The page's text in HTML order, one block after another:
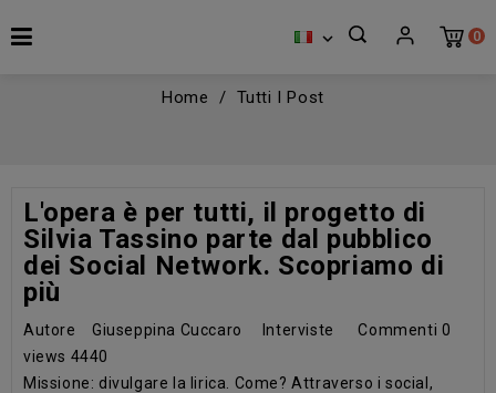
0

Home Tutti I Post
L'opera è per tutti, il progetto di
Silvia Tassino parte dal pubblico
dei Social Network. Scopriamo di
più
Autore Giuseppina Cuccaro Interviste Commenti 0
views 4440
Missione: divulgare la lirica. Come? Attraverso i social,